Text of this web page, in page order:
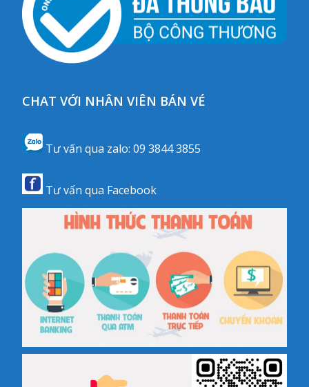
CHAT VỚI NHÂN VIÊN BÁN VÉ
Tư vấn qua zalo:09 3844 3855
Tư vấn qua Facebook